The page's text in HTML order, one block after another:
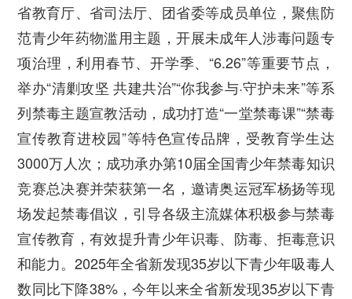
省教育厅、省司法厅、团省委等成员单位，聚焦防
范青少年药物滥用主题，开展未成年人涉毒问题专
项治理，利用春节、开学季、“6.26”等重要节点，
举办“清剿攻坚 共建共治”“你我参与·守护未来”等系
列禁毒主题宣教活动，成功打造“一堂禁毒课”“禁毒
宣传教育进校园”等特色宣传品牌，受教育学生达
3000万人次；成功承办第10届全国青少年禁毒知识
竞赛总决赛并荣获第一名，邀请奥运冠军杨扬等现
场发起禁毒倡议，引导各级主流媒体积极参与禁毒
宣传教育，有效提升青少年识毒、防毒、拒毒意识
和能力。2025年全省新发现35岁以下青少年吸毒人
数同比下降38%，今年以来全省新发现35岁以下青